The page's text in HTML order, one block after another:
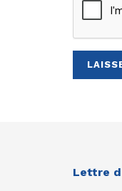
Lettre